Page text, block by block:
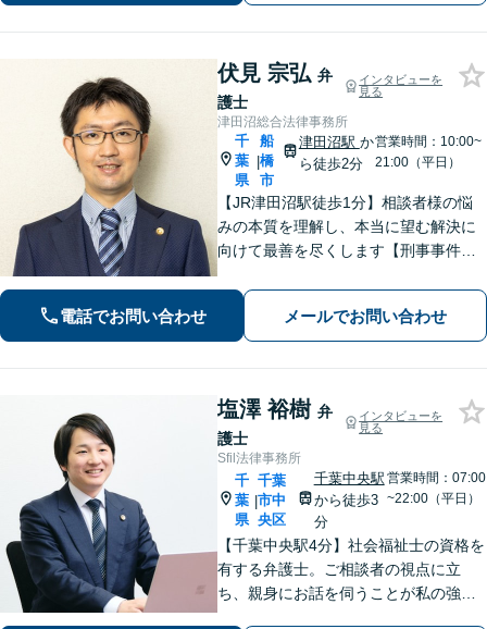
八幡駅9分】
伏見 宗弘 弁
護士
インタビューを
見る
津田沼総合法律事務所
千
葉
県
|
船
橋
市
津田沼駅 か
ら徒歩2分
営業時間：10:00~
21:00（平日）
【JR津田沼駅徒歩1分】相談者様の悩
みの本質を理解し、本当に望む解決に
向けて最善を尽くします【刑事事件】
い【交通事故】医療費の打ち切り、後
遺障害等級認定など。保険会社との対
等な交渉にはぜひ弁護士にご依頼を！
電話でお問い合わせ メールでお問い合わせ
塩澤 裕樹 弁
護士
インタビューを
見る
Sfil法律事務所
千
葉
県
|
千葉
市中
央区
千葉中央駅
から徒歩3
分
営業時間：07:00
~22:00（平日）
【千葉中央駅4分】社会福祉士の資格を
有する弁護士。ご相談者の視点に立
ち、親身にお話を伺うことが私の強み